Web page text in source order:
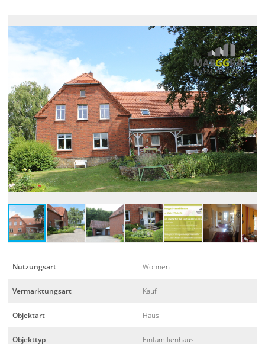
Nutzungsart Wohnen
Vermarktungsart Kauf
Objektart Haus
Objekttyp Einfamilienhaus